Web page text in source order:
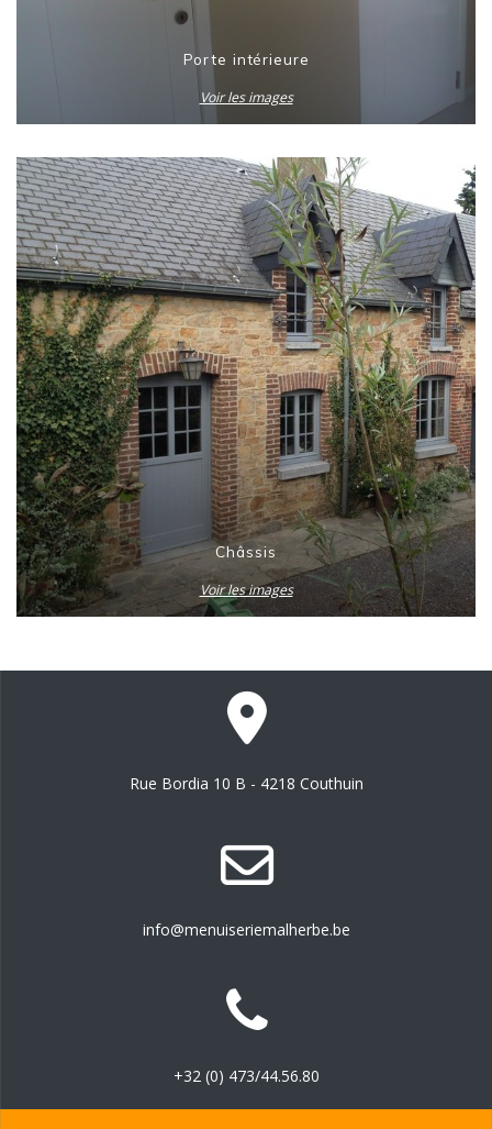
Porte intérieure
Voir les images
Châssis
Voir les images
Rue Bordia 10 B - 4218 Couthuin
info@menuiseriemalherbe.be
+32 (0) 473/44.56.80